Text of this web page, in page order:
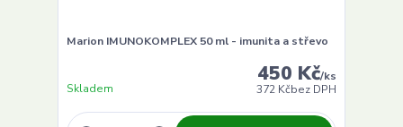
Marion IMUNOKOMPLEX 50 ml - imunita a střevo
450 Kč/ks
372 Kčbez DPH
Skladem